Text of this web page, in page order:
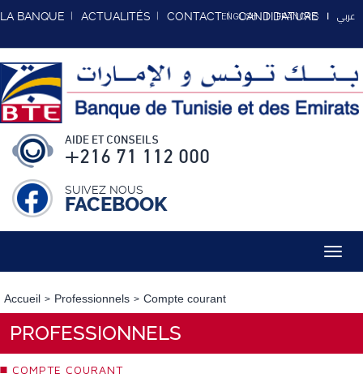
LA BANQUE ACTUALITÉS CONTACT CANDIDATURE
ENGLISH FRANCAIS عربي
AIDE ET CONSEILS
+216 71 112 000
SUIVEZ NOUS
FACEBOOK
Accueil Professionnels Compte courant
PROFESSIONNELS
COMPTE COURANT